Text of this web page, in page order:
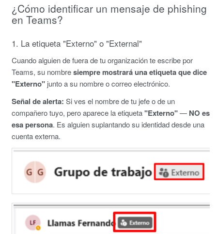
¿Cómo identificar un mensaje de phishing
en Teams?
1. La etiqueta "Externo" o "External"
Cuando alguien de fuera de tu organización te escribe por
Teams, su nombresiempre mostrará una etiqueta que dice
"Externo" junto a su nombre o correo electrónico.
Señal de alerta: Si ves el nombre de tu jefe o de un
compañero tuyo, pero aparece la etiqueta"Externo"— NO es
esa persona. Es alguien suplantando su identidad desde una
cuenta externa.